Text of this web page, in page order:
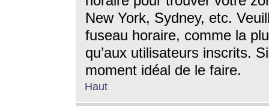
New York, Sydney, etc.
fuseau horaire, comme la
qu’aux utilisateurs inscrits.
moment idéal de le faire.
Haut